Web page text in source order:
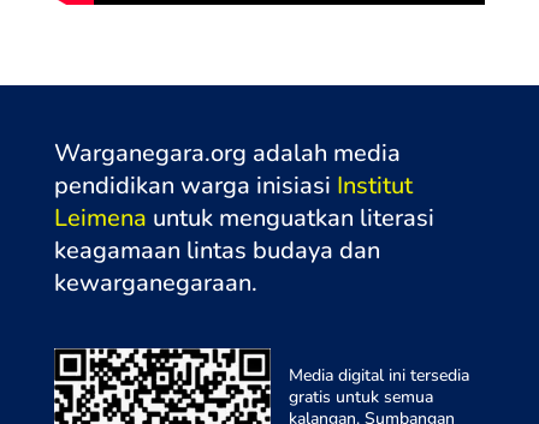
Warganegara.org adalah media
pendidikan warga inisiasi Institut
Leimena untuk menguatkan literasi
keagamaan lintas budaya dan
kewarganegaraan.
Media digital ini tersedia
gratis untuk semua
kalangan. Sumbangan